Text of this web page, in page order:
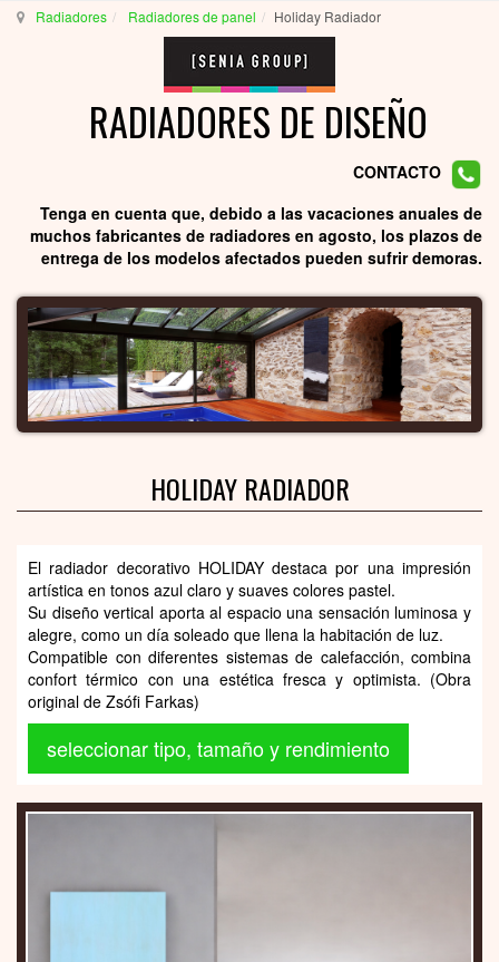
Radiadores Radiadores de panel Holiday Radiador
RADIADORES DE DISEÑO
CONTACTO
Tenga en cuenta que, debido a las vacaciones anuales de
muchos fabricantes de radiadores en agosto, los plazos de
entrega de los modelos afectados pueden sufrir demoras.
HOLIDAY RADIADOR
El radiador decorativo HOLIDAY destaca por una impresión
artística en tonos azul claro y suaves colores pastel.
Su diseño vertical aporta al espacio una sensación luminosa y
alegre, como un día soleado que llena la habitación de luz.
Compatible con diferentes sistemas de calefacción, combina
confort térmico con una estética fresca y optimista. (Obra
original de Zsófi Farkas)
seleccionar tipo, tamaño y rendimiento